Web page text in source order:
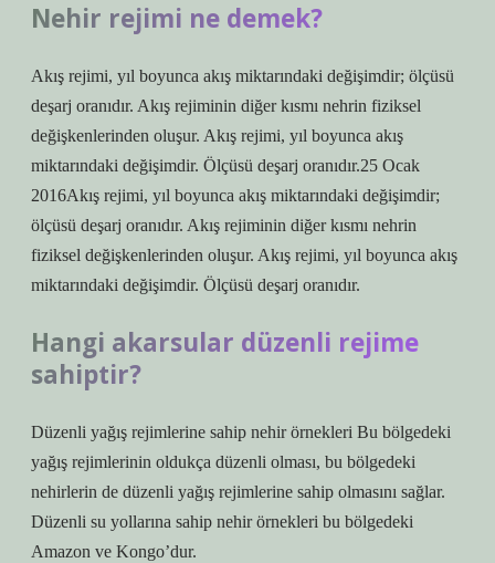
Nehir rejimi ne demek?
Akış rejimi, yıl boyunca akış miktarındaki değişimdir; ölçüsü
deşarj oranıdır. Akış rejiminin diğer kısmı nehrin fiziksel
değişkenlerinden oluşur. Akış rejimi, yıl boyunca akış
miktarındaki değişimdir. Ölçüsü deşarj oranıdır.25 Ocak
2016Akış rejimi, yıl boyunca akış miktarındaki değişimdir;
ölçüsü deşarj oranıdır. Akış rejiminin diğer kısmı nehrin
fiziksel değişkenlerinden oluşur. Akış rejimi, yıl boyunca akış
miktarındaki değişimdir. Ölçüsü deşarj oranıdır.
Hangi akarsular düzenli rejime
sahiptir?
Düzenli yağış rejimlerine sahip nehir örnekleri Bu bölgedeki
yağış rejimlerinin oldukça düzenli olması, bu bölgedeki
nehirlerin de düzenli yağış rejimlerine sahip olmasını sağlar.
Düzenli su yollarına sahip nehir örnekleri bu bölgedeki
Amazon ve Kongo’dur.